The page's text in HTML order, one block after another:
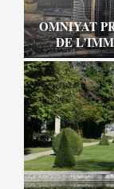
OMNIYAT
DE